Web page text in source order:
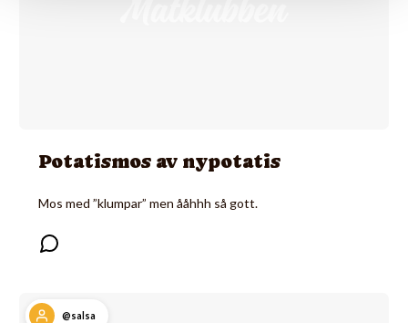
Potatismos av nypotatis
Mos med ”klumpar” men ååhhh så gott.
@salsa